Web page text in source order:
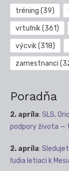
tréning (39)
vrtuľník(361)
výcvik(318)
zamestnanci
Poradňa
2. apríla: SLS,
podpory života —
2. apríla:
ľudia letiaci k